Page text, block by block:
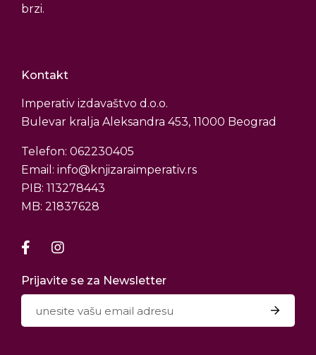
brzi.
Kontakt
Imperativ izdavaštvo d.o.o.
Bulevar kralja Aleksandra 453, 11000 Beograd
Telefon: 062230405
Email: info@knjizaraimperativ.rs
PIB: 113278443
MB: 21837628
Prijavite se za Newsletter